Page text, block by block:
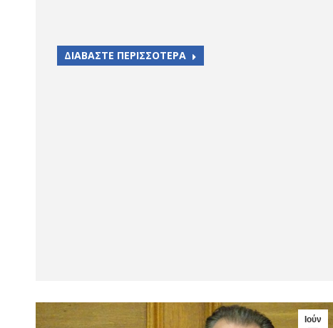
ΔΙΑΒΑΣΤΕ ΠΕΡΙΣΣΟΤΕΡΑ
Ιούν